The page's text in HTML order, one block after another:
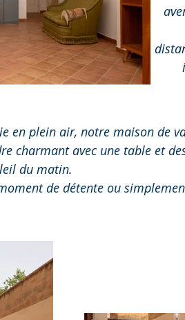
en plein air, notre maison de
charmant avec une table et
du matin.
de détente ou